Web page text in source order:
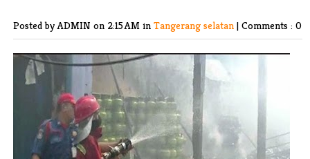
Posted by ADMIN on 2:15 AM in Tangerang selatan | Comments : 0